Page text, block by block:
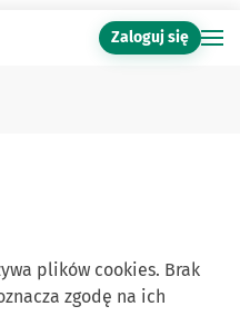
Zaloguj się
plików cookies. Brak
zgodę na ich